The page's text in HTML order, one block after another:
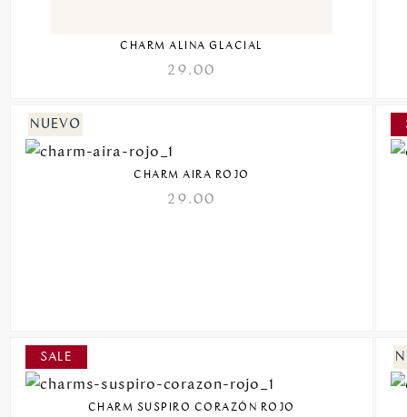
CHARM ALINA GLACIAL
29.00
CHARM AIRA ROJO
29.00
CHARM SUSPIRO CORAZÓN ROJO